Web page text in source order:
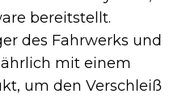
bereitstellt.
des Fahrwerks und
mit einem
um den Verschleiß